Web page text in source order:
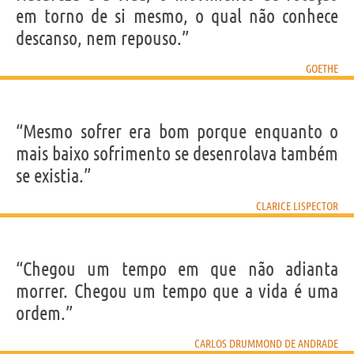
em torno de si mesmo, o qual não conhece
descanso, nem repouso.”
GOETHE
“Mesmo sofrer era bom porque enquanto o
mais baixo sofrimento se desenrolava também
se existia.”
CLARICE LISPECTOR
“Chegou um tempo em que não adianta
morrer. Chegou um tempo que a vida é uma
ordem.”
CARLOS DRUMMOND DE ANDRADE